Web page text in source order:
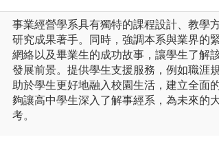
事業經營學系具有獨特的課程設計、教學
研究成果著手。同時，強調本系與業界的
網絡以及畢業生的成功故事，讓學生了解
發展前景。提供學生支援服務，例如職涯
助於學生更好地融入校園生活，建立全面
夠讓高中學生深入了解事經系，為未來的
考。